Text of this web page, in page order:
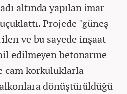
altında yapılan imar
Projede "güneş
ve bu sayede inşaat
edilmeyen betonarme
cam korkuluklarla
dönüştürüldüğü